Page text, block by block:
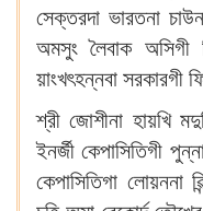
সেক্তরদা ভারতনা
অমসুং লৈবাক অসিগী
য়াংখৎহন্নবা
শ্রী জোশীনা হায়খি
ইনর্জী কেপাসিতিগী
কেপাসিতিগা লোয়ননা